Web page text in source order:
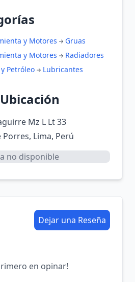
y Motores
Gruas
y Motores
Radiadores
Petróleo
Lubricantes
Mz L Lt 33
Lima, Perú
no disponible
Dejar una Reseña
en opinar!